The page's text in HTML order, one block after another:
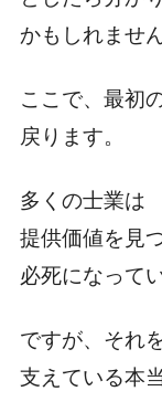
かもしれません
ここで、最初
戻ります。
多くの士業は
提供価値を見
必死になって
ですが、それ
支えている本